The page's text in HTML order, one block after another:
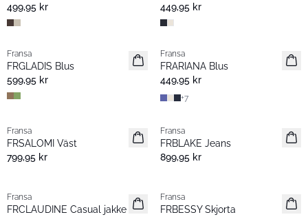
499,95 kr
449,95 kr
Nyhet
Fransa
FRGLADIS Blus
599,95 kr
Nyhet
Fransa
FRARIANA Blus
449,95 kr
+7
Nyhet
Fransa
FRSALOMI Väst
799,95 kr
Nyhet
Fransa
FRBLAKE Jeans
899,95 kr
Nyhet
Fransa
FRCLAUDINE Casual jakke
Nyhet
Fransa
FRBESSY Skjorta